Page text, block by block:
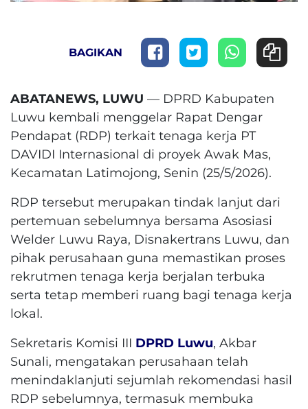
BAGIKAN
ABATANEWS, LUWU — DPRD Kabupaten
Luwu kembali menggelar Rapat Dengar
Pendapat (RDP) terkait tenaga kerja PT
DAVIDI Internasional di proyek Awak Mas,
Kecamatan Latimojong, Senin (25/5/2026).
RDP tersebut merupakan tindak lanjut dari
pertemuan sebelumnya bersama Asosiasi
Welder Luwu Raya, Disnakertrans Luwu, dan
pihak perusahaan guna memastikan proses
rekrutmen tenaga kerja berjalan terbuka
serta tetap memberi ruang bagi tenaga kerja
lokal.
Sekretaris Komisi III DPRD Luwu, Akbar
Sunali, mengatakan perusahaan telah
menindaklanjuti sejumlah rekomendasi hasil
RDP sebelumnya, termasuk membuka